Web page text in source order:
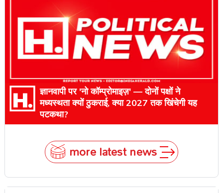
ज्ञानवापी पर 'नो कॉम्प्रोमाइज़' — दोनों पक्षों ने
मध्यस्थता क्यों ठुकराई, क्या 2027 तक खिंचेगी यह
पटकथा?
more latest news